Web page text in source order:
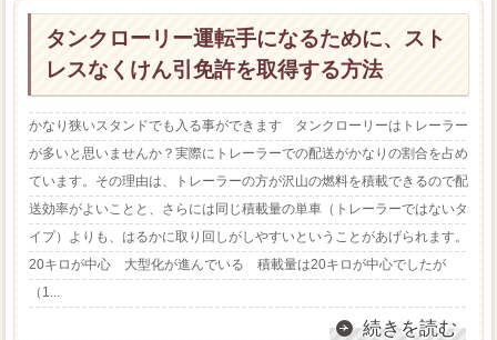
タンクローリー運転手になるために、スト
レスなくけん引免許を取得する方法
かなり狭いスタンドでも入る事ができます タンクローリーはトレーラー
が多いと思いませんか？実際にトレーラーでの配送がかなりの割合を占め
ています。その理由は、トレーラーの方が沢山の燃料を積載できるので配
送効率がよいことと、さらには同じ積載量の単車（トレーラーではないタ
イプ）よりも、はるかに取り回しがしやすいということがあげられます。
20キロが中心 大型化が進んでいる 積載量は20キロが中心でしたが
（1...
続きを読む